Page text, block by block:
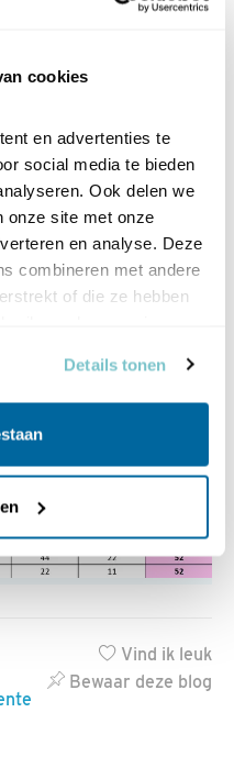
cookies
en advertenties te
social media te bieden
Ook delen we
onze site met onze
en analyse. Deze
combineren met andere
of die ze hebben
Details tonen
(zie tabel onderin) kun
idee heeft dat hij 3
Of zou het
het aantal muizen dat
op basis daarvan een
aantal eieren kapot
er gewoon een beetje te
Vind ik leuk
Bewaar deze blog